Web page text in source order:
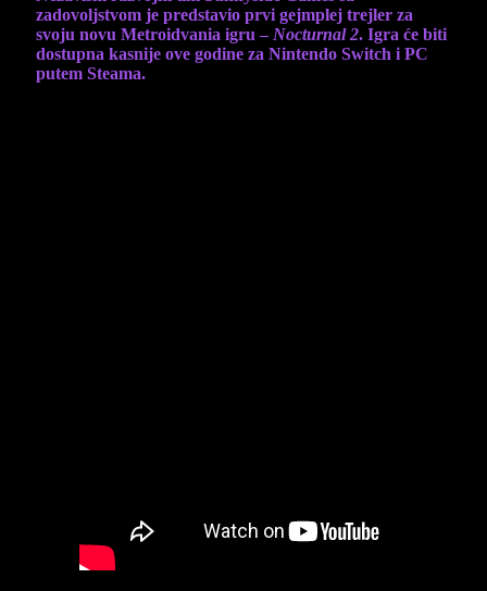
zadovoljstvom je predstavio prvi gejmplej trejler za
svoju novu Metroidvania igru – Nocturnal 2. Igra će biti
dostupna kasnije ove godine za Nintendo Switch i PC
putem Steama.